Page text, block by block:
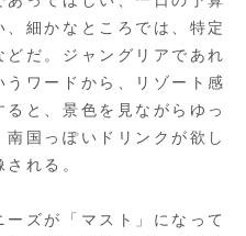
細かなところでは、特定
だ。ジャングリアであれ
ワードから、リゾート感
と、景色を見ながらゆっ
国っぽいドリンクが欲し
れる。
ズが「マスト」になって